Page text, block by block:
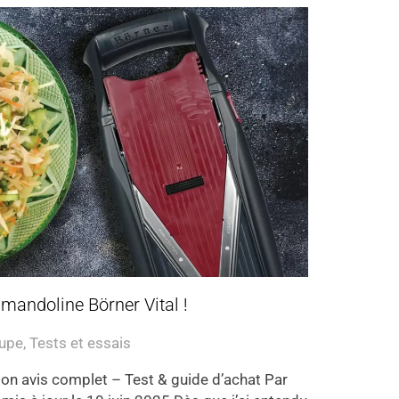
Börner Vital !
,Tests et essais
avis complet – Test & guide d’achat Par